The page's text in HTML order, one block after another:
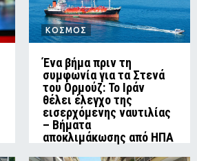
ΚΟΣΜΟΣ
Ένα βήμα πριν τη
συμφωνία για τα Στενά
του Ορμούζ: Το Ιράν
θέλει έλεγχο της
εισερχόμενης ναυτιλίας
– Βήματα
αποκλιμάκωσης από ΗΠΑ